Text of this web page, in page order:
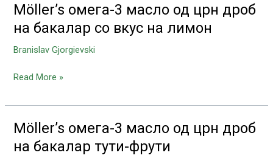
Möller’s омега-3 масло од црн дроб
на бакалар со вкус на лимон
Branislav Gjorgievski
Möller’s
омега-3
масло
од
дроб
бакалар
со
на
Read More »
Möller’s омега-3 масло од црн дроб
на бакалар тути-фрути
Möller’s
омега-3
масло